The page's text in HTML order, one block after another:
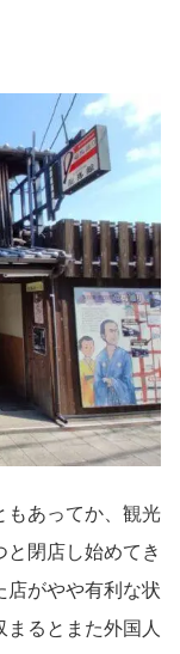
もあってか、観光
閉店し始めてき
店がやや有利な状
るとまた外国人